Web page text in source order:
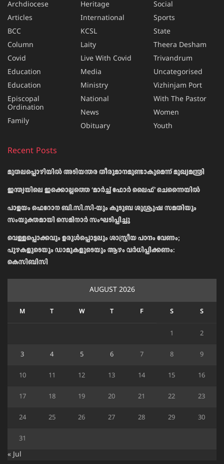
Archdiocese
Articles
BCC
Column
Covid
Education
Education
Episcopal
Ordination
Family
Heritage
International
KCSL
Laity
Live With Covid
Media
Ministry
National
News
Obituary
Social
Sports
State
Theera Desham
Trivandrum
Uncategorised
Vizhinjam Port
With The Pastor
Women
Youth
Recent Posts
മുതലപ്പൊഴിയിൽ അടിയന്തര തീരുമാനമുണ്ടാകുമെന്ന് മുഖ്യമന്ത്രി
ഇന്ത്യയിലെ ഇക്കൊല്ലത്തെ ‘മാർച്ച് ഫോർ ലൈഫ്’ ചെന്നൈയിൽ
പാളയം ഫെറോന ബി.സി.സി-യും കുടുബ ശുശ്രൂഷ സമതിയും
സംയുക്തമായി സെമിനാർ സംഘടിപ്പിച്ചു
വെള്ളപ്പൊക്കവും ഉരുള്‍പ്പൊട്ടലും ശാസ്ത്രീയ പഠനം വേണം;
പുഴകളുടെയും ഡാമുകളുടെയും ആഴം വര്‍ധിപ്പിക്കണം:
കെസിബിസി
AUGUST 2026
M T W T F S S
1 2
3 4 5 6 7 8 9
10 11 12 13 14 15 16
17 18 19 20 21 22 23
24 25 26 27 28 29 30
31
« Jul